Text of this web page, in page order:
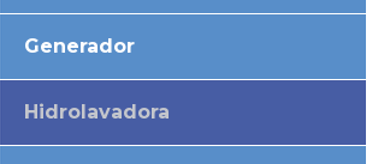
Generador
Hidrolavadora